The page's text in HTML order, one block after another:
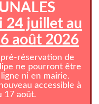
24 juillet au
août 2026
pré-réservation de
ne pourront être
ni en mairie.
accessible à
17 août.